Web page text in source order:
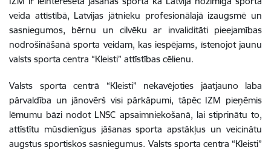
veida attīstībā, Latvijas jātnieku profesionālajā izaugsmē un
sasniegumos, bērnu un cilvēku ar invaliditāti pieejamības
nodrošināšanā sporta veidam, kas iespējams, īstenojot jaunu
valsts sporta centra “Kleisti” attīstības cēlienu.
Valsts sporta centrā “Kleisti” nekavējoties jāatjauno laba
pārvaldība un jānovērš visi pārkāpumi, tāpēc IZM pieņēmis
lēmumu bāzi nodot LNSC apsaimniekošanā, lai stiprinātu to,
attīstītu mūsdienīgus jāšanas sporta apstākļus un veicinātu
augstus sportiskos sasniegumus. Valsts sporta centra “Kleisti”